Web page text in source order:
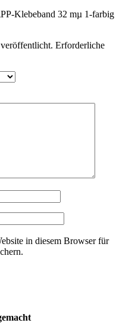
Klebeband 32 mµ 1-farbig
Erforderliche
in diesem Browser für